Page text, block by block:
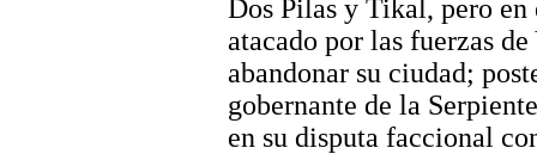
Dos Pilas y Tikal, pero
atacado por las fuerzas
abandonar su ciudad;
gobernante de la
en su disputa faccional